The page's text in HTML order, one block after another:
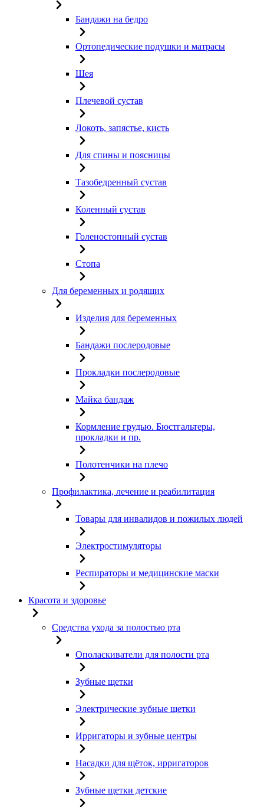
Бандажи на бедро
Ортопедические подушки и матрасы
Шея
Плечевой сустав
Локоть, запястье, кисть
Для спины и поясницы
Тазобедренный сустав
Коленный сустав
Голеностопный сустав
Стопа
Для беременных и родящих
Изделия для беременных
Бандажи послеродовые
Прокладки послеродовые
Майка бандаж
Кормление грудью. Бюстгальтеры,
прокладки и пр.
Полотенчики на плечо
Профилактика, лечение и реабилитация
Товары для инвалидов и пожилых людей
Электростимуляторы
Респираторы и медицинские маски
Красота и здоровье
Средства ухода за полостью рта
Ополаскиватели для полости рта
Зубные щетки
Электрические зубные щетки
Ирригаторы и зубные центры
Насадки для щёток, ирригаторов
Зубные щетки детские